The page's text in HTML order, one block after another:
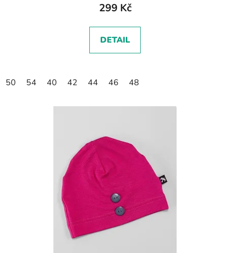
299 Kč
DETAIL
50 54 40 42 44 46 48